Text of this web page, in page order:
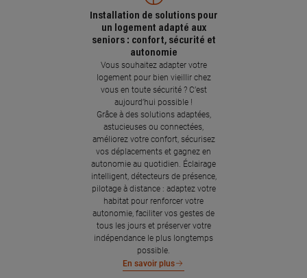
Installation de solutions pour
un logement adapté aux
seniors : confort, sécurité et
autonomie
Vous souhaitez adapter votre
logement pour bien vieillir chez
vous en toute sécurité ? C’est
aujourd’hui possible !
Grâce à des solutions adaptées,
astucieuses ou connectées,
améliorez votre confort, sécurisez
vos déplacements et gagnez en
autonomie au quotidien. Éclairage
intelligent, détecteurs de présence,
pilotage à distance : adaptez votre
habitat pour renforcer votre
autonomie, faciliter vos gestes de
tous les jours et préserver votre
indépendance le plus longtemps
possible.
En savoir plus